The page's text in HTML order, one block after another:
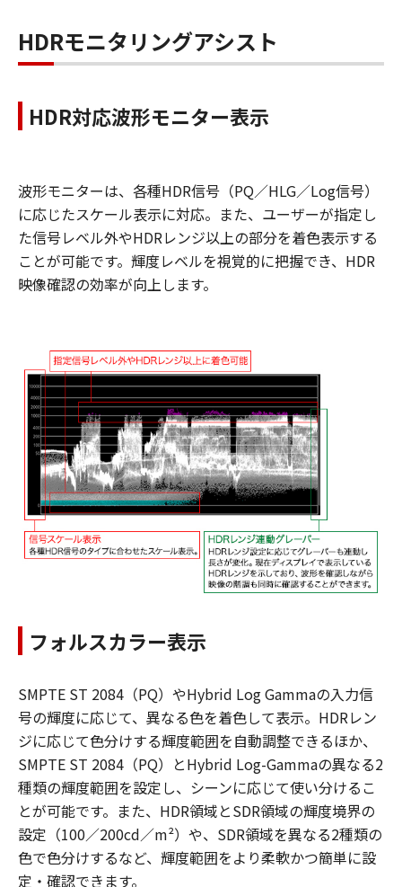
HDRモニタリングアシスト
HDR対応波形モニター表示
波形モニターは、各種HDR信号（PQ／HLG／Log信号）
に応じたスケール表示に対応。また、ユーザーが指定し
た信号レベル外やHDRレンジ以上の部分を着色表示する
ことが可能です。輝度レベルを視覚的に把握でき、HDR
映像確認の効率が向上します。
フォルスカラー表示
SMPTE ST 2084（PQ）やHybrid Log Gammaの入力信
号の輝度に応じて、異なる色を着色して表示。HDRレン
ジに応じて色分けする輝度範囲を自動調整できるほか、
SMPTE ST 2084（PQ）とHybrid Log-Gammaの異なる2
種類の輝度範囲を設定し、シーンに応じて使い分けるこ
とが可能です。また、HDR領域とSDR領域の輝度境界の
設定（100／200cd／m²）や、SDR領域を異なる2種類の
色で色分けするなど、輝度範囲をより柔軟かつ簡単に設
定・確認できます。